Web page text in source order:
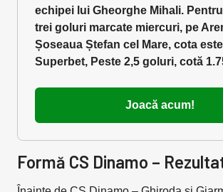
echipei lui Gheorghe Mihali.
trei goluri marcate miercuri, pe
Șoseaua Ștefan cel Mare, cota
Superbet, Peste 2,5 goluri, cotă
Joacă acum!
Formă CS Dinamo –